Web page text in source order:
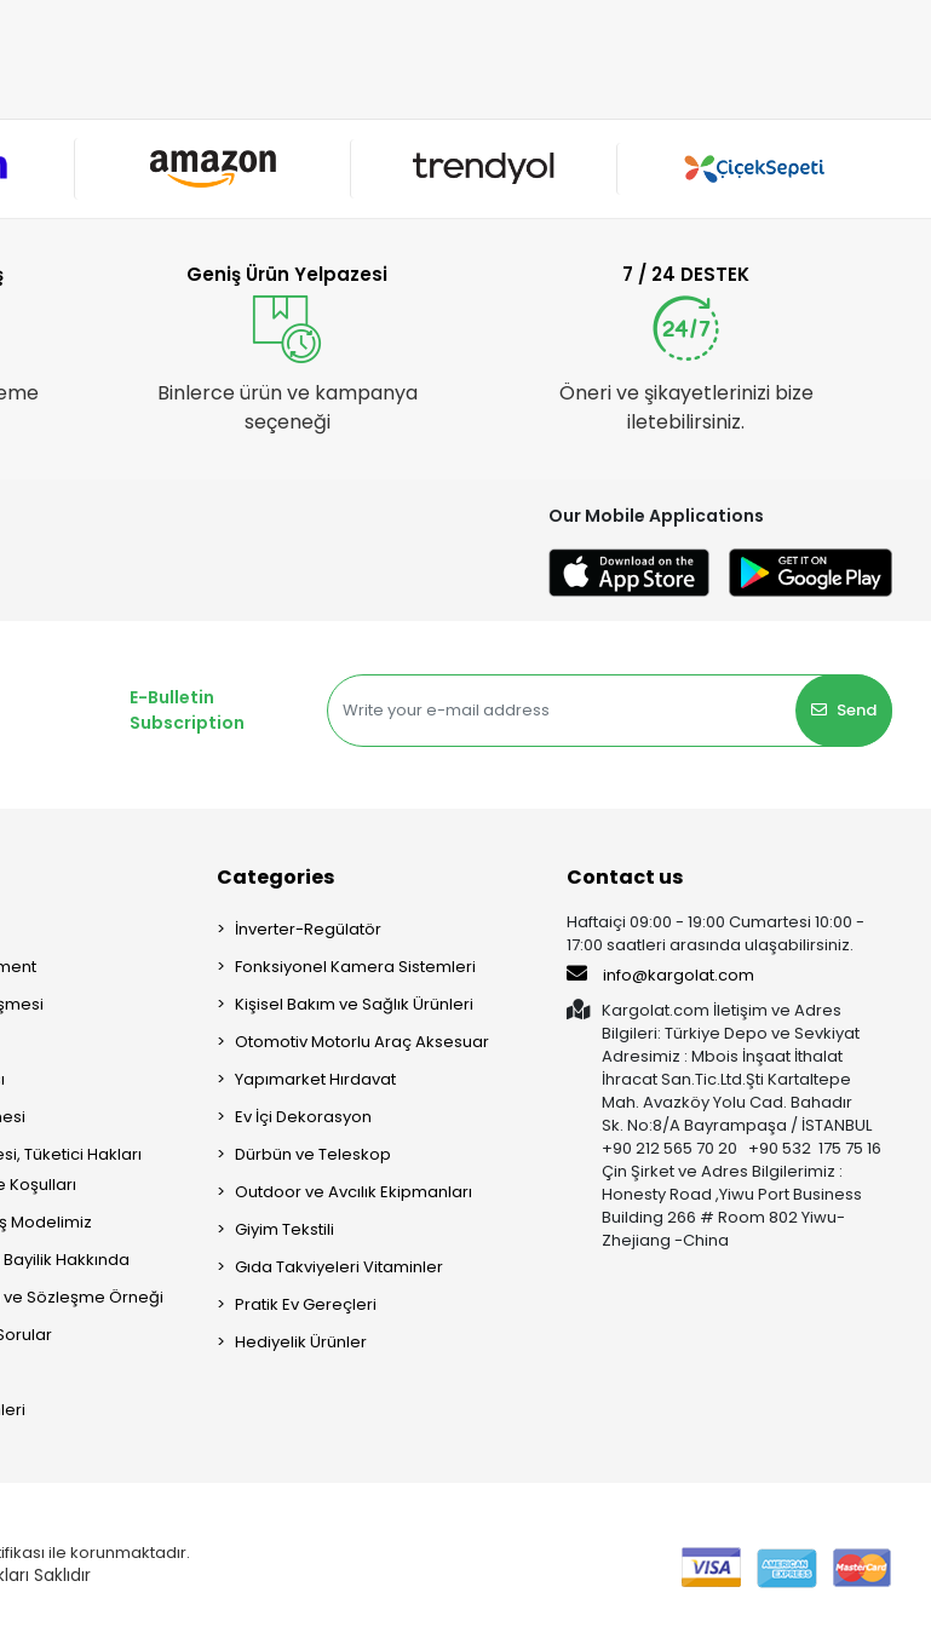
Geniş Ürün Yelpazesi
Binlerce ürün ve kampanya
seçeneği
7 / 24 DESTEK
Öneri ve şikayetlerinizi bize
iletebilirsiniz.
Our Mobile Applications
E-Bulletin
Subscription
Send
Tüketici Hakları
Modelimiz
Hakkında
ve Sözleşme Örneği
Categories
İnverter-Regülatör
Fonksiyonel Kamera Sistemleri
Kişisel Bakım ve Sağlık Ürünleri
Otomotiv Motorlu Araç Aksesuar
Yapımarket Hırdavat
Ev İçi Dekorasyon
Dürbün ve Teleskop
Outdoor ve Avcılık Ekipmanları
Giyim Tekstili
Gıda Takviyeleri Vitaminler
Pratik Ev Gereçleri
Hediyelik Ürünler
Contact us
Haftaiçi 09:00 - 19:00 Cumartesi 10:00 -
17:00 saatleri arasında ulaşabilirsiniz.
info@kargolat.com
Kargolat.com İletişim ve Adres
Bilgileri: Türkiye Depo ve Sevkiyat
Adresimiz : Mbois İnşaat İthalat
İhracat San.Tic.Ltd.Şti Kartaltepe
Mah. Avazköy Yolu Cad. Bahadır
Sk. No:8/A Bayrampaşa / İSTANBUL
+90 212 565 70 20 +90 532 175 75 16
Çin Şirket ve Adres Bilgilerimiz :
Honesty Road ,Yiwu Port Business
Building 266 # Room 802 Yiwu-
Zhejiang -China
ile korunmaktadır.
Saklıdır